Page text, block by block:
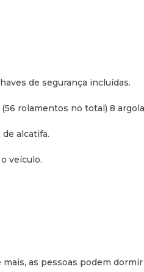
de segurança incluídas.
rolamentos no total) 8
alcatifa.
veículo.
as pessoas podem